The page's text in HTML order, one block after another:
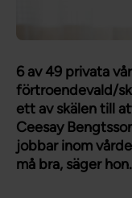
6 av 49 privata
förtroendevald/
ett av skälen till
Ceesay
jobbar inom
må bra, säger hon.